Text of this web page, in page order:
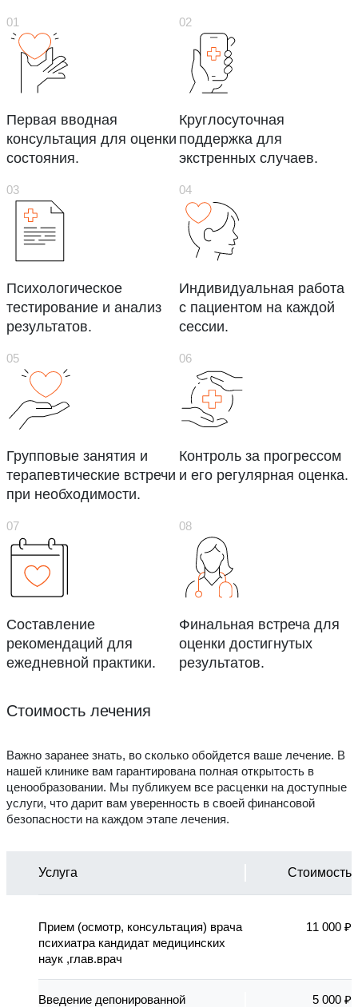
Первая вводная
консультация для оценки
состояния.
Круглосуточная
поддержка для
экстренных случаев.
Психологическое
тестирование и анализ
результатов.
Индивидуальная работа
с пациентом на каждой
сессии.
Групповые занятия и
терапевтические встречи
при необходимости.
Контроль за прогрессом
и его регулярная оценка.
Составление
рекомендаций для
ежедневной практики.
Финальная встреча для
оценки достигнутых
результатов.
Стоимость лечения
Важно заранее знать, во сколько обойдется ваше лечение. В
нашей клинике вам гарантирована полная открытость в
ценообразовании. Мы публикуем все расценки на доступные
услуги, что дарит вам уверенность в своей финансовой
безопасности на каждом этапе лечения.
Услуга Стоимость
Прием (осмотр, консультация) врача
психиатра кандидат медицинских
наук ,глав.врач
11 000 ₽
Введение депонированной
5 000 ₽